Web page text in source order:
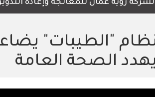
رؤية عمّان للمعالجة وإعادة
نظام "الطيبات"
الصحة العامة